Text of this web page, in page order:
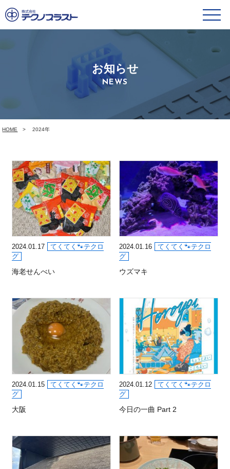
お知らせ
NEWS
HOME 2024年
2024.01.17
てくてく🐾テクロ
グ
海老せんべい
2024.01.16
てくてく🐾テクロ
グ
ウズマキ
2024.01.15
てくてく🐾テクロ
グ
大阪
2024.01.12
てくてく🐾テクロ
グ
今日の一曲 Part 2